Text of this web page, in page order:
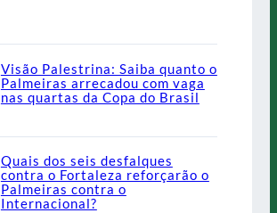
Visão Palestrina: Saiba quanto o
Palmeiras arrecadou com vaga
nas quartas da Copa do Brasil
Quais dos seis desfalques
contra o Fortaleza reforçarão o
Palmeiras contra o
Internacional?